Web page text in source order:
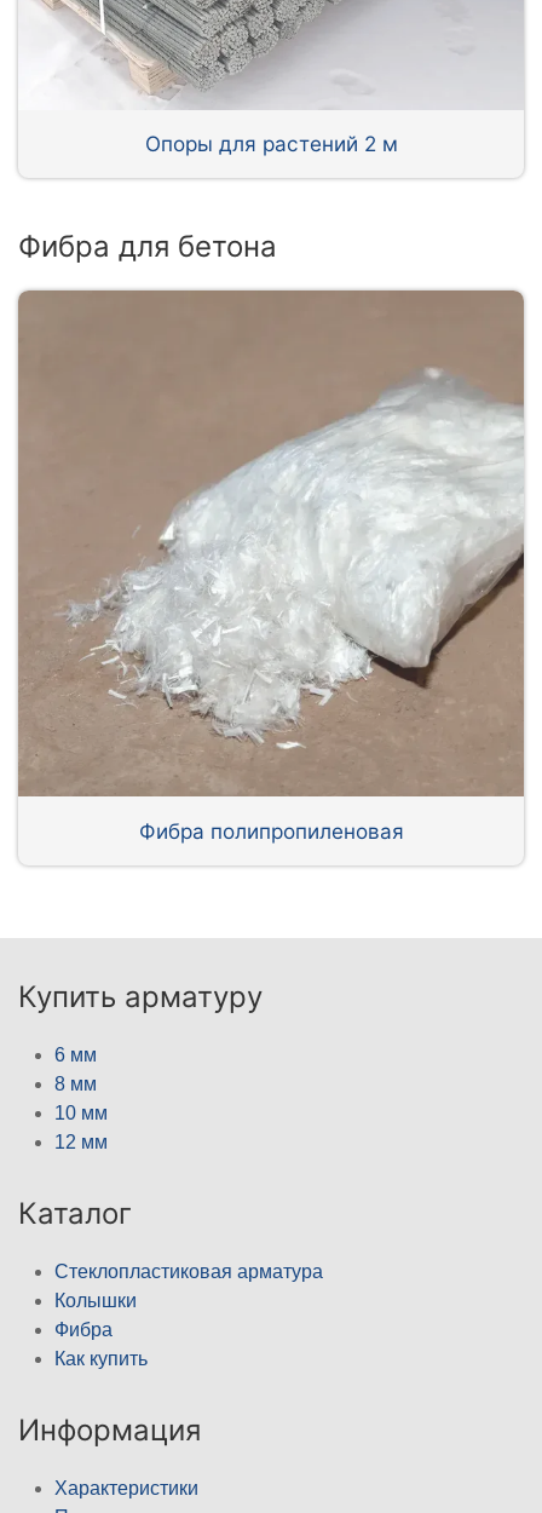
Опоры для растений 2 м
Фибра для бетона
Фибра полипропиленовая
Купить арматуру
6 мм
8 мм
10 мм
12 мм
Каталог
Стеклопластиковая арматура
Колышки
Фибра
Как купить
Информация
Характеристики